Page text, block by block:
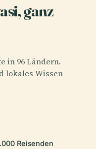
ganz
in 96 Ländern.
lokales Wissen —
Reisenden